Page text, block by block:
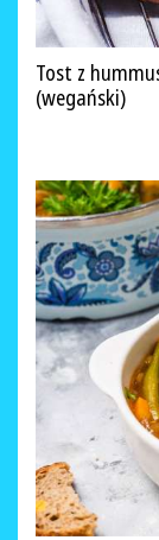
Tost z
(wegański)